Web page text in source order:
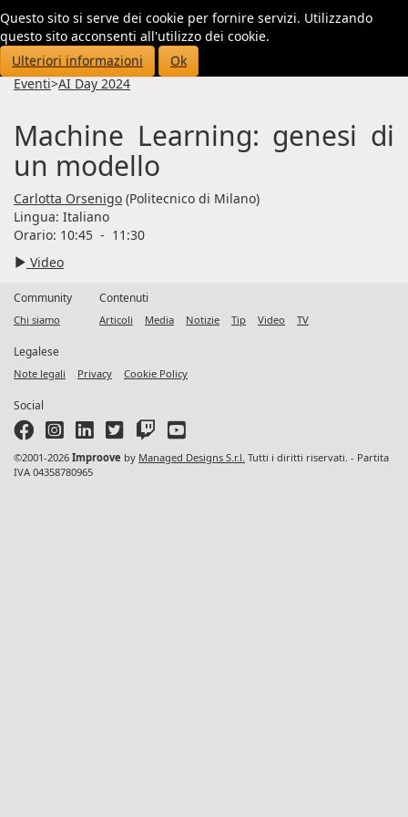
Questo sito si serve dei cookie per fornire servizi. Utilizzando
questo sito acconsenti all'utilizzo dei cookie.
Ulteriori informazioni
Ok
Eventi>AI Day 2024
Machine Learning: genesi di
un modello
Carlotta Orsenigo (Politecnico di Milano)
Lingua: Italiano
Orario: 10:45 - 11:30
Video
Community
Chi siamo
Contenuti
Articoli Media Notizie Tip Video TV
Legalese
Note legali Privacy Cookie Policy
Social
©2001-2026 Improove by Managed Designs S.r.l. Tutti i diritti riservati. - Partita
IVA 04358780965